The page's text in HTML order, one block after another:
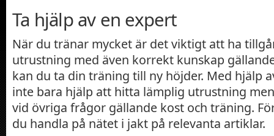
Ta hjälp av en expert
När du tränar mycket är det viktigt att ha
utrustning med även korrekt kunskap
kan du ta din träning till ny höjder. Med hjälp
inte bara hjälp att hitta lämplig utrustning
vid övriga frågor gällande kost och träning.
du handla på nätet i jakt på relevanta artiklar.